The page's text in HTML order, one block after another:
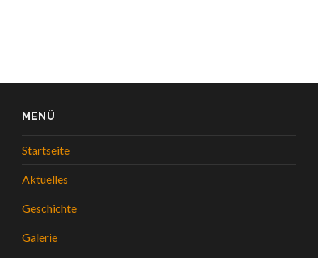
MENÜ
Startseite
Aktuelles
Geschichte
Galerie